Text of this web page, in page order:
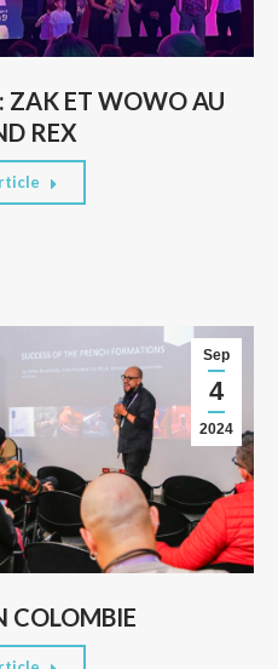
ZAK ET WOWO AU
REX
COLOMBIE
Sep
4
2024